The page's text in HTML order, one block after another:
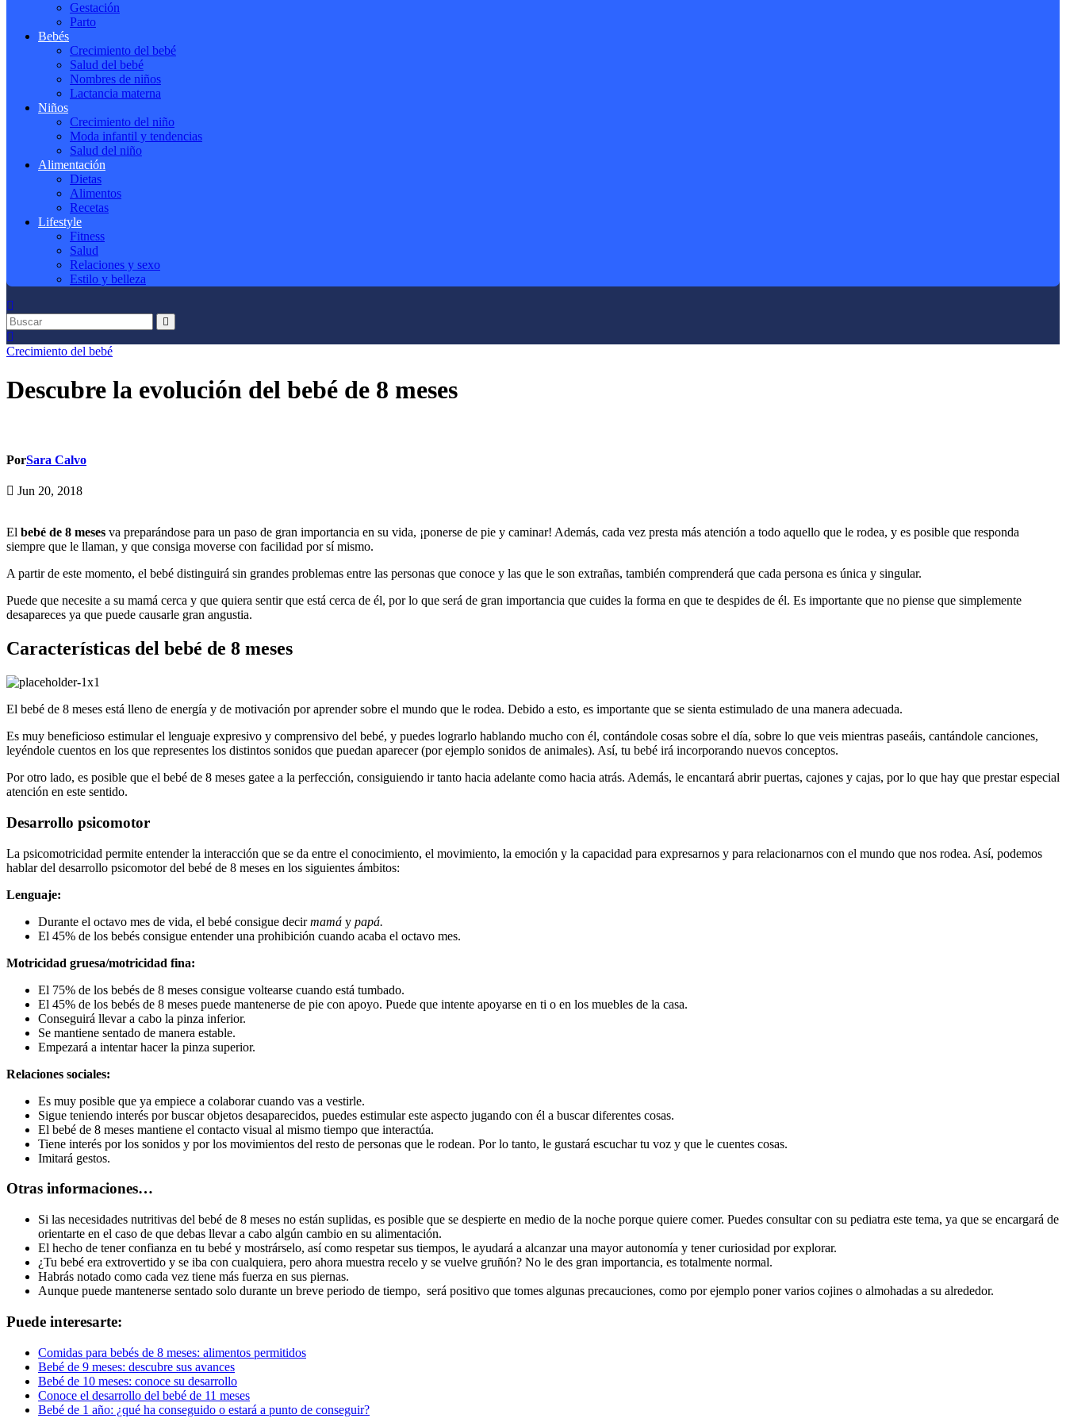
Gestación
Parto
Bebés
Crecimiento del bebé
Salud del bebé
Nombres de niños
Lactancia materna
Niños
Crecimiento del niño
Moda infantil y tendencias
Salud del niño
Alimentación
Dietas
Alimentos
Recetas
Lifestyle
Fitness
Salud
Relaciones y sexo
Estilo y belleza
Crecimiento del bebé
Descubre la evolución del bebé de 8 meses
PorSara Calvo
Jun 20, 2018
El bebé de 8 meses va preparándose para un paso de gran importancia en su vida, ¡ponerse de pie y caminar! Además, cada vez presta más atención a todo aquello que le rodea, y es posible que responda
siempre que le llaman, y que consiga moverse con facilidad por sí mismo.
A partir de este momento, el bebé distinguirá sin grandes problemas entre las personas que conoce y las que le son extrañas, también comprenderá que cada persona es única y singular.
Puede que necesite a su mamá cerca y que quiera sentir que está cerca de él, por lo que será de gran importancia que cuides la forma en que te despides de él. Es importante que no piense que simplemente
desapareces ya que puede causarle gran angustia.
Características del bebé de 8 meses
El bebé de 8 meses está lleno de energía y de motivación por aprender sobre el mundo que le rodea. Debido a esto, es importante que se sienta estimulado de una manera adecuada.
Es muy beneficioso estimular el lenguaje expresivo y comprensivo del bebé, y puedes lograrlo hablando mucho con él, contándole cosas sobre el día, sobre lo que veis mientras paseáis, cantándole canciones,
leyéndole cuentos en los que representes los distintos sonidos que puedan aparecer (por ejemplo sonidos de animales). Así, tu bebé irá incorporando nuevos conceptos.
Por otro lado, es posible que el bebé de 8 meses gatee a la perfección, consiguiendo ir tanto hacia adelante como hacia atrás. Además, le encantará abrir puertas, cajones y cajas, por lo que hay que prestar especial
atención en este sentido.
Desarrollo psicomotor
La psicomotricidad permite entender la interacción que se da entre el conocimiento, el movimiento, la emoción y la capacidad para expresarnos y para relacionarnos con el mundo que nos rodea. Así, podemos
hablar del desarrollo psicomotor del bebé de 8 meses en los siguientes ámbitos:
Lenguaje:
Durante el octavo mes de vida, el bebé consigue decirmamá y papá.
El 45% de los bebés consigue entender una prohibición cuando acaba el octavo mes.
Motricidad gruesa/motricidad fina:
El 75% de los bebés de 8 meses consigue voltearse cuando está tumbado.
El 45% de los bebés de 8 meses puede mantenerse de pie con apoyo. Puede que intente apoyarse en ti o en los muebles de la casa.
Conseguirá llevar a cabo la pinza inferior.
Se mantiene sentado de manera estable.
Empezará a intentar hacer la pinza superior.
Relaciones sociales:
Es muy posible que ya empiece a colaborar cuando vas a vestirle.
Sigue teniendo interés por buscar objetos desaparecidos, puedes estimular este aspecto jugando con él a buscar diferentes cosas.
El bebé de 8 meses mantiene el contacto visual al mismo tiempo que interactúa.
Tiene interés por los sonidos y por los movimientos del resto de personas que le rodean. Por lo tanto, le gustará escuchar tu voz y que le cuentes cosas.
Imitará gestos.
Otras informaciones…
Si las necesidades nutritivas del bebé de 8 meses no están suplidas, es posible que se despierte en medio de la noche porque quiere comer. Puedes consultar con su pediatra este tema, ya que se encargará de
orientarte en el caso de que debas llevar a cabo algún cambio en su alimentación.
El hecho de tener confianza en tu bebé y mostrárselo, así como respetar sus tiempos, le ayudará a alcanzar una mayor autonomía y tener curiosidad por explorar.
¿Tu bebé era extrovertido y se iba con cualquiera, pero ahora muestra recelo y se vuelve gruñón? No le des gran importancia, es totalmente normal.
Habrás notado como cada vez tiene más fuerza en sus piernas.
Aunque puede mantenerse sentado solo durante un breve periodo de tiempo, será positivo que tomes algunas precauciones, como por ejemplo poner varios cojines o almohadas a su alrededor.
Puede interesarte:
Comidas para bebés de 8 meses: alimentos permitidos
Bebé de 9 meses: descubre sus avances
Bebé de 10 meses: conoce su desarrollo
Conoce el desarrollo del bebé de 11 meses
Bebé de 1 año: ¿qué ha conseguido o estará a punto de conseguir?